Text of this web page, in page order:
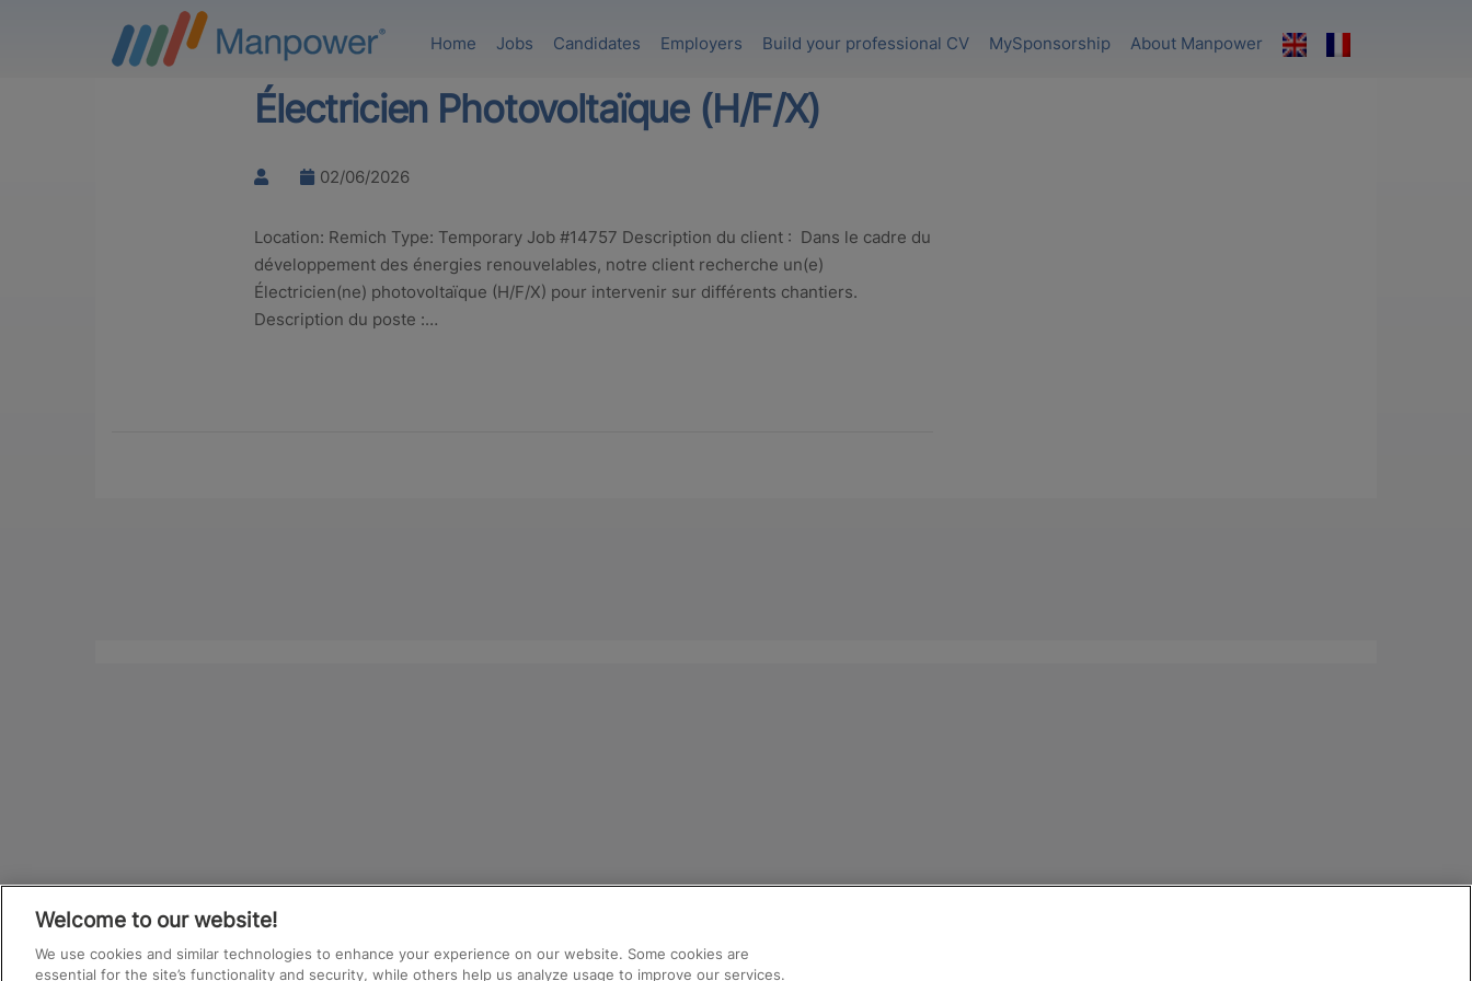
Home Jobs Candidates Employers Build your professional CV MySponsorship About Manpower
Électricien Photovoltaïque (H/F/X)
02/06/2026
Location: Remich Type: Temporary Job #14757 Description du client : Dans le cadre du
développement des énergies renouvelables, notre client recherche un(e)
Électricien(ne) photovoltaïque (H/F/X) pour intervenir sur différents chantiers.
Description du poste :…
Welcome to our website!
We use cookies and similar technologies to enhance your experience on our website. Some cookies are
essential for the site’s functionality and security, while others help us analyze usage to improve our services.